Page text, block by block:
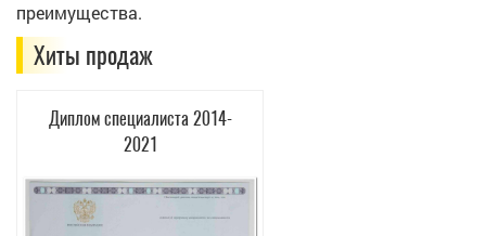
преимущества.
Хиты продаж
Диплом специалиста 2014-
2021